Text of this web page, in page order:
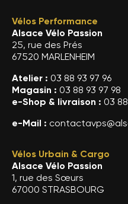
Vélos Performance
Alsace Vélo Passion
25, rue des Prés
67520 MARLENHEIM
Atelier : 03 88 93 97 96
Magasin : 03 88 93 97 98
e-Shop & livraison : 03
e-Mail :
Vélos Urbain & Cargo
Alsace Vélo Passion
1, rue des Sœurs
67000 STRASBOURG